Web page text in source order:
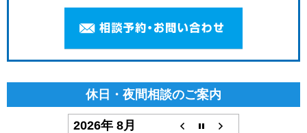
休日・夜間相談のご案内
2026年 8月